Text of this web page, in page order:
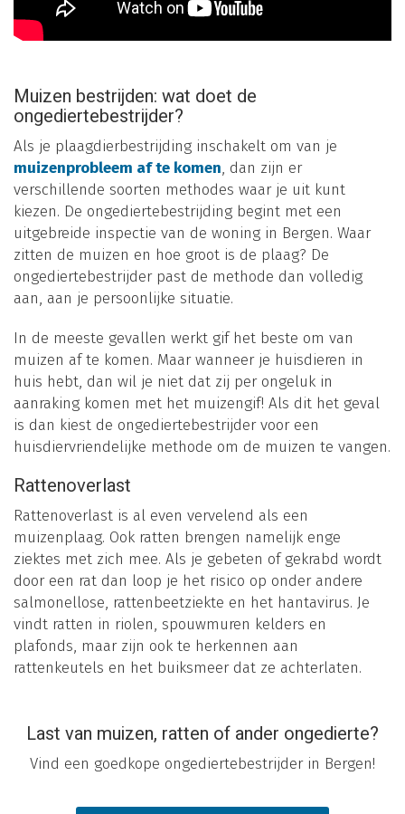
Muizen bestrijden: wat doet de
ongediertebestrijder?
Als je plaagdierbestrijding inschakelt om van je
muizenprobleem af te komen, dan zijn er
verschillende soorten methodes waar je uit kunt
kiezen. De ongediertebestrijding begint met een
uitgebreide inspectie van de woning in Bergen. Waar
zitten de muizen en hoe groot is de plaag? De
ongediertebestrijder past de methode dan volledig
aan, aan je persoonlijke situatie.
In de meeste gevallen werkt gif het beste om van
muizen af te komen. Maar wanneer je huisdieren in
huis hebt, dan wil je niet dat zij per ongeluk in
aanraking komen met het muizengif! Als dit het geval
is dan kiest de ongediertebestrijder voor een
huisdiervriendelijke methode om de muizen te vangen.
Rattenoverlast
Rattenoverlast is al even vervelend als een
muizenplaag. Ook ratten brengen namelijk enge
ziektes met zich mee. Als je gebeten of gekrabd wordt
door een rat dan loop je het risico op onder andere
salmonellose, rattenbeetziekte en het hantavirus. Je
vindt ratten in riolen, spouwmuren kelders en
plafonds, maar zijn ook te herkennen aan
rattenkeutels en het buiksmeer dat ze achterlaten.
Last van muizen, ratten of ander ongedierte?
Vind een goedkope ongediertebestrijder in Bergen!